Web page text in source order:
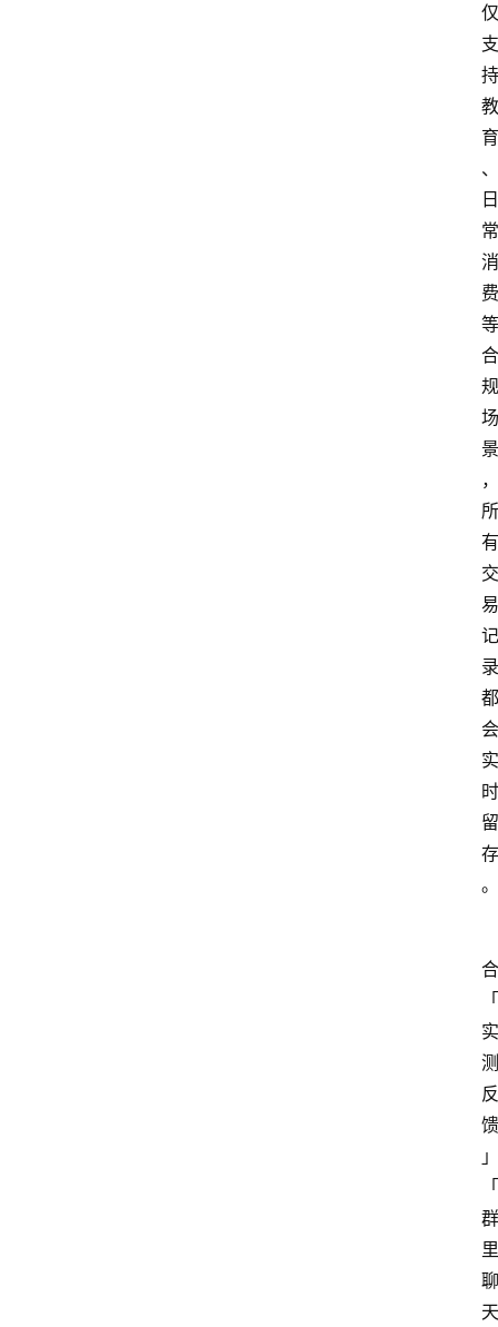
仅
支
持
教
育
、
日
常
消
费
等
合
规
场
景
，
所
有
交
易
记
录
都
会
实
时
留
存
。
合
「
实
测
反
馈
」
「
群
里
聊
天